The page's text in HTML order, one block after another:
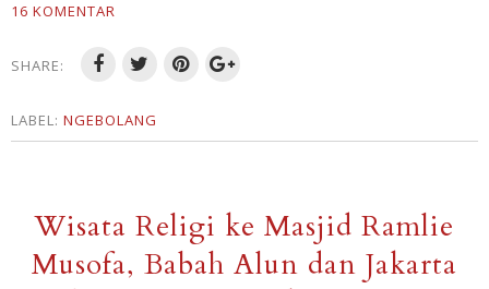
16 KOMENTAR
SHARE:
LABEL: NGEBOLANG
Wisata Religi ke Masjid Ramlie
Musofa, Babah Alun dan Jakarta